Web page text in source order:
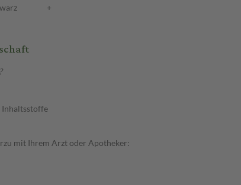
+
Inhaltsstoffe
mit Ihrem Arzt oder Apotheker: